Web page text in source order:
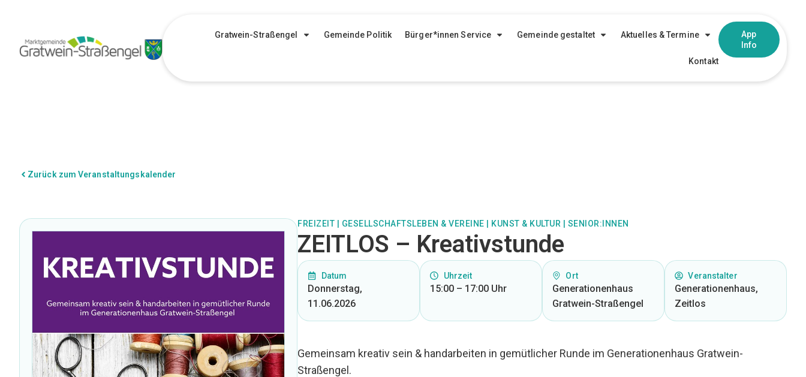
Gratwein-Straßengel Gemeinde Politik Bürger*innen Service Gemeinde gestaltet Aktuelles & Termine
Kontakt
App
Info
Zurück zum Veranstaltungskalender
FREIZEIT GESELLSCHAFTSLEBEN & VEREINE KUNST & KULTUR SENIOR:INNEN
ZEITLOS – Kreativstunde
Datum
Donnerstag,
11.06.2026
Uhrzeit
15:00 – 17:00 Uhr
Ort
Generationenhaus
Gratwein-Straßengel
Veranstalter
Generationenhaus,
Zeitlos
Gemeinsam kreativ sein & handarbeiten in gemütlicher Runde im Generationenhaus Gratwein-
Straßengel.